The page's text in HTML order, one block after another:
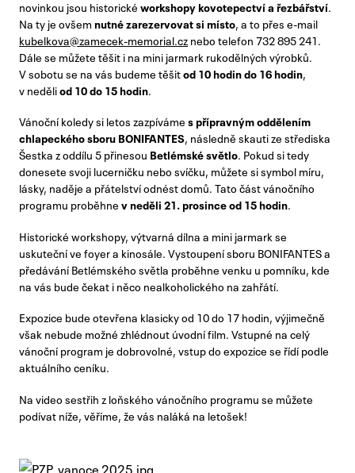
novinkou jsou historické workshopy kovotepectví a řezbářství
Na ty je ovšem nutné zarezervovat si místo , a to přes e-mail
kubelkova@zamecek-memorial.cz nebo telefon 732 895 241.
Dále se můžete těšit i na mini jarmark rukodělných výrobků.
V sobotu se na vás budeme těšitod 10 hodin do 16 hodin
v neděliod 10 do 15 hodin
Vánoční koledy si letos zazpíváme s přípravným oddělením
chlapeckého sboru BONIFANTES, následně skauti ze střediska
Šestka z oddílu 5 přinesou Betlémské světlo. Pokud si tedy
donesete svoji lucerničku nebo svíčku, můžete si symbol míru,
lásky, naděje a přátelství odnést domů. Tato část vánočního
programu proběhne v neděli 21. prosince od 15 hodin.
Historické workshopy, výtvarná dílna a mini jarmark se
uskuteční ve foyer a kinosále. Vystoupení sboru BONIFANTES a
předávání Betlémského světla proběhne venku u pomníku, kde
na vás bude čekat i něco nealkoholického na zahřátí.
Expozice bude otevřena klasicky od 10 do 17 hodin, výjimečně
však nebude možné zhlédnout úvodní film. Vstupné na celý
vánoční program je dobrovolné, vstup do expozice se řídí podle
aktuálního ceníku.
Na video sestřih z loňského vánočního programu se můžete
podívat níže, věříme, že vás naláká na letošek!